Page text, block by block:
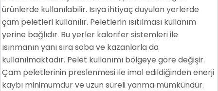
ürünlerde kullanılabilir. Isıya ihtiyaç duyulan yerlerde
çam peletleri kullanılır. Peletlerin ısıtılması kullanım
yerine bağlıdır. Bu yerler kalorifer sistemleri ile
ısınmanın yanı sıra soba ve kazanlarla da
kullanılmaktadır. Pelet kullanımı bölgeye göre değişir.
Çam peletlerinin preslenmesi ile imal edildiğinden enerji
kaybı minimumdur ve uzun süreli yanma mümkündür.